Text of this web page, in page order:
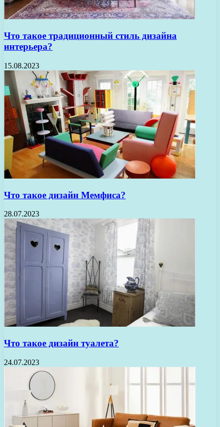
Что такое традиционный стиль дизайна
интерьера?
15.08.2023
Что такое дизайн Мемфиса?
28.07.2023
Что такое дизайн туалета?
24.07.2023